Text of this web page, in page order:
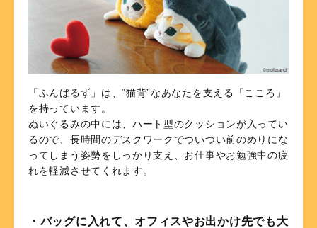
「ふんばるず」は、“猫背”なあなたを支える「こころ」
を持っています。
ぬいぐるみの中には、ハート型のクッションが入ってい
るので、長時間のデスクワークでついつい前のめりにな
ってしまう姿勢をしっかり支え、お仕事やお勉強中の疲
れを軽減させてくれます。
・バッグに入れて、オフィスやお出かけ先でも大